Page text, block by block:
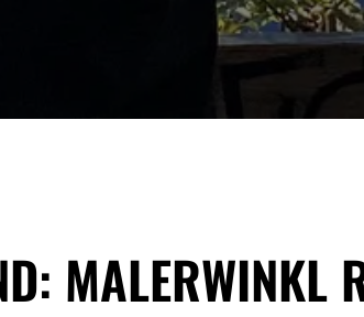
MALERWINKL